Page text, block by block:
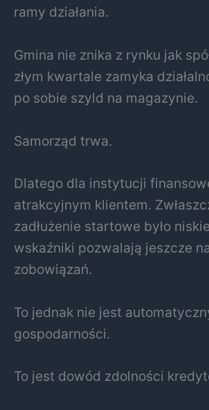
ramy działania.
Gmina nie znika z rynku jak
złym kwartale zamyka
po sobie szyld na magazynie.
Samorząd trwa.
Dlatego dla instytucji
atrakcyjnym klientem.
zadłużenie startowe było
wskaźniki pozwalają jeszcze
zobowiązań.
To jednak nie jest
gospodarności.
To jest dowód zdolności